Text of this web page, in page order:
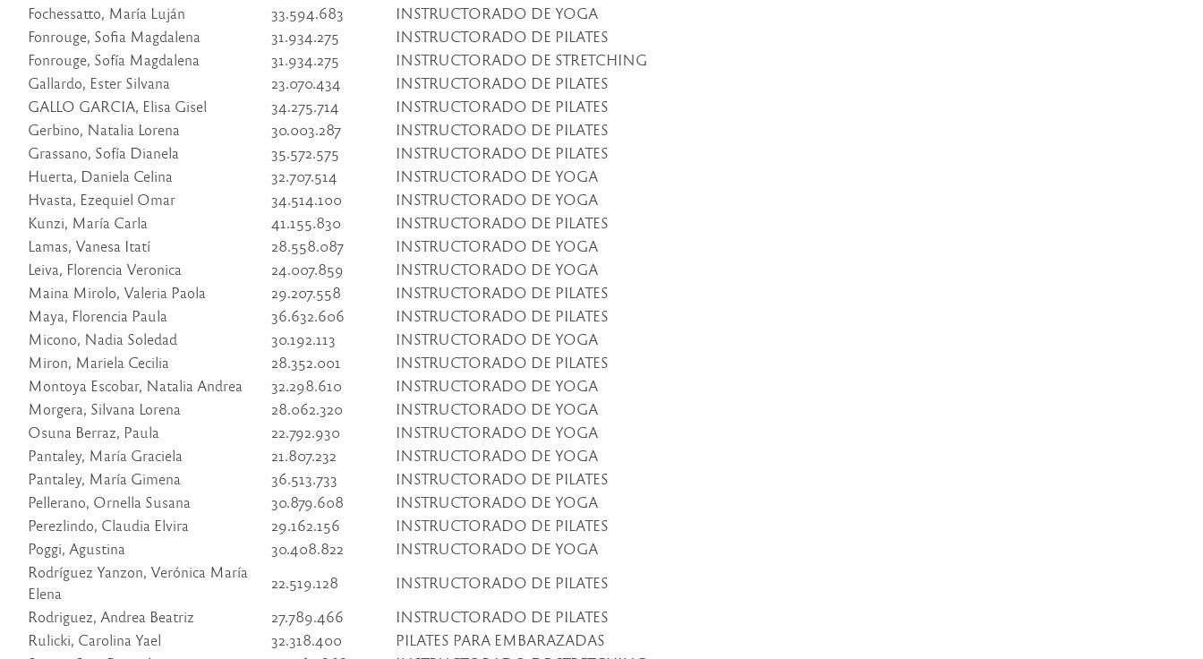
Fochessatto, María Luján
33.594.683
INSTRUCTORADO DE YOGA
Fonrouge, Sofia Magdalena
31.934.275
INSTRUCTORADO DE PILATES
Fonrouge, Sofía Magdalena
31.934.275
INSTRUCTORADO DE STRETCHING
Gallardo, Ester Silvana
23.070.434
INSTRUCTORADO DE PILATES
GALLO GARCIA, Elisa Gisel
34.275.714
INSTRUCTORADO DE PILATES
Gerbino, Natalia Lorena
30.003.287
INSTRUCTORADO DE PILATES
Grassano, Sofía Dianela
35.572.575
INSTRUCTORADO DE PILATES
Huerta, Daniela Celina
32.707.514
INSTRUCTORADO DE YOGA
Hvasta, Ezequiel Omar
34.514.100
INSTRUCTORADO DE YOGA
Kunzi, María Carla
41.155.830
INSTRUCTORADO DE PILATES
Lamas, Vanesa Itatí
28.558.087
INSTRUCTORADO DE YOGA
Leiva, Florencia Veronica
24.007.859
INSTRUCTORADO DE YOGA
Maina Mirolo, Valeria Paola
29.207.558
INSTRUCTORADO DE PILATES
Maya, Florencia Paula
36.632.606
INSTRUCTORADO DE PILATES
Micono, Nadia Soledad
30.192.113
INSTRUCTORADO DE YOGA
Miron, Mariela Cecilia
28.352.001
INSTRUCTORADO DE PILATES
Montoya Escobar, Natalia Andrea
32.298.610
INSTRUCTORADO DE YOGA
Morgera, Silvana Lorena
28.062.320
INSTRUCTORADO DE YOGA
Osuna Berraz, Paula
22.792.930
INSTRUCTORADO DE YOGA
Pantaley, María Graciela
21.807.232
INSTRUCTORADO DE YOGA
Pantaley, María Gimena
36.513.733
INSTRUCTORADO DE PILATES
Pellerano, Ornella Susana
30.879.608
INSTRUCTORADO DE YOGA
Perezlindo, Claudia Elvira
29.162.156
INSTRUCTORADO DE PILATES
Poggi, Agustina
30.408.822
INSTRUCTORADO DE YOGA
Rodríguez Yanzon, Verónica María
Elena
22.519.128
INSTRUCTORADO DE PILATES
Rodriguez, Andrea Beatriz
27.789.466
INSTRUCTORADO DE PILATES
Rulicki, Carolina Yael
32.318.400
PILATES PARA EMBARAZADAS